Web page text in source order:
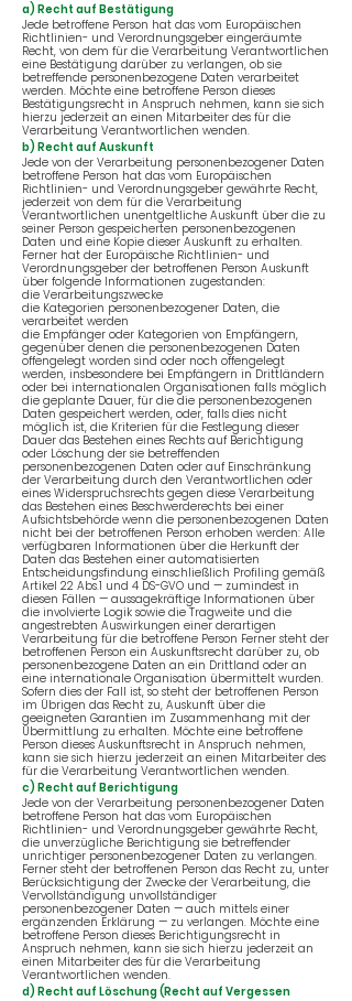
a) Recht auf Bestätigung
Jede betroffene Person hat das vom Europäischen
Richtlinien- und Verordnungsgeber eingeräumte
Recht, von dem für die Verarbeitung Verantwortlichen
eine Bestätigung darüber zu verlangen, ob sie
betreffende personenbezogene Daten verarbeitet
werden. Möchte eine betroffene Person dieses
Bestätigungsrecht in Anspruch nehmen, kann sie sich
hierzu jederzeit an einen Mitarbeiter des für die
Verarbeitung Verantwortlichen wenden.
b) Recht auf Auskunft
Jede von der Verarbeitung personenbezogener Daten
betroffene Person hat das vom Europäischen
Richtlinien- und Verordnungsgeber gewährte Recht,
jederzeit von dem für die Verarbeitung
Verantwortlichen unentgeltliche Auskunft über die zu
seiner Person gespeicherten personenbezogenen
Daten und eine Kopie dieser Auskunft zu erhalten.
Ferner hat der Europäische Richtlinien- und
Verordnungsgeber der betroffenen Person Auskunft
über folgende Informationen zugestanden:
die Verarbeitungszwecke
die Kategorien personenbezogener Daten, die
verarbeitet werden
die Empfänger oder Kategorien von Empfängern,
gegenüber denen die personenbezogenen Daten
offengelegt worden sind oder noch offengelegt
werden, insbesondere bei Empfängern in Drittländern
oder bei internationalen Organisationen falls möglich
die geplante Dauer, für die die personenbezogenen
Daten gespeichert werden, oder, falls dies nicht
möglich ist, die Kriterien für die Festlegung dieser
Dauer das Bestehen eines Rechts auf Berichtigung
oder Löschung der sie betreffenden
personenbezogenen Daten oder auf Einschränkung
der Verarbeitung durch den Verantwortlichen oder
eines Widerspruchsrechts gegen diese Verarbeitung
das Bestehen eines Beschwerderechts bei einer
Aufsichtsbehörde wenn die personenbezogenen Daten
nicht bei der betroffenen Person erhoben werden: Alle
verfügbaren Informationen über die Herkunft der
Daten das Bestehen einer automatisierten
Entscheidungsfindung einschließlich Profiling gemäß
Artikel 22 Abs.1 und 4 DS-GVO und — zumindest in
diesen Fällen — aussagekräftige Informationen über
die involvierte Logik sowie die Tragweite und die
angestrebten Auswirkungen einer derartigen
Verarbeitung für die betroffene Person Ferner steht der
betroffenen Person ein Auskunftsrecht darüber zu, ob
personenbezogene Daten an ein Drittland oder an
eine internationale Organisation übermittelt wurden.
Sofern dies der Fall ist, so steht der betroffenen Person
im Übrigen das Recht zu, Auskunft über die
geeigneten Garantien im Zusammenhang mit der
Übermittlung zu erhalten. Möchte eine betroffene
Person dieses Auskunftsrecht in Anspruch nehmen,
kann sie sich hierzu jederzeit an einen Mitarbeiter des
für die Verarbeitung Verantwortlichen wenden.
c) Recht auf Berichtigung
Jede von der Verarbeitung personenbezogener Daten
betroffene Person hat das vom Europäischen
Richtlinien- und Verordnungsgeber gewährte Recht,
die unverzügliche Berichtigung sie betreffender
unrichtiger personenbezogener Daten zu verlangen.
Ferner steht der betroffenen Person das Recht zu, unter
Berücksichtigung der Zwecke der Verarbeitung, die
Vervollständigung unvollständiger
personenbezogener Daten — auch mittels einer
ergänzenden Erklärung — zu verlangen. Möchte eine
betroffene Person dieses Berichtigungsrecht in
Anspruch nehmen, kann sie sich hierzu jederzeit an
einen Mitarbeiter des für die Verarbeitung
Verantwortlichen wenden.
d) Recht auf Löschung (Recht auf Vergessen